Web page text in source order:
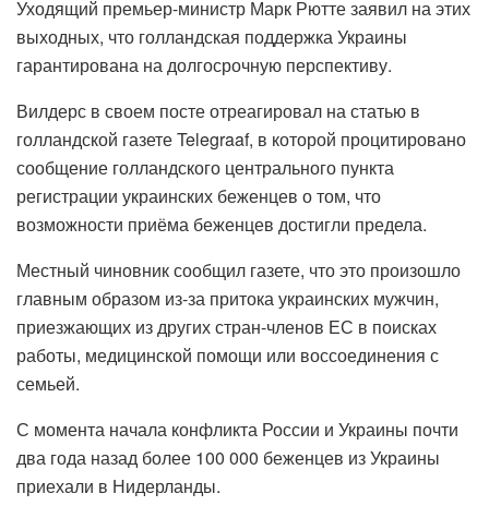
Уходящий премьер-министр Марк Рютте заявил на этих
выходных, что голландская поддержка Украины
гарантирована на долгосрочную перспективу.
Вилдерс в своем посте отреагировал на статью в
голландской газете Telegraaf, в которой процитировано
сообщение голландского центрального пункта
регистрации украинских беженцев о том, что
возможности приёма беженцев достигли предела.
Местный чиновник сообщил газете, что это произошло
главным образом из-за притока украинских мужчин,
приезжающих из других стран-членов ЕС в поисках
работы, медицинской помощи или воссоединения с
семьей.
С момента начала конфликта России и Украины почти
два года назад более 100 000 беженцев из Украины
приехали в Нидерланды.